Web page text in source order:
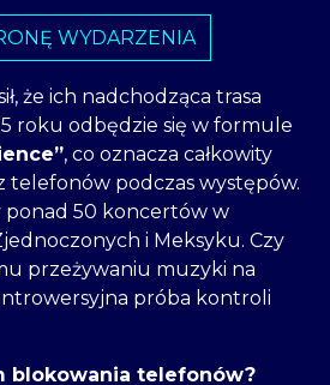
WYDARZENIA
że ich nadchodząca trasa
roku odbędzie się w formule
, co oznacza całkowity
telefonów podczas występów.
ponad 50 koncertów w
i Meksyku. Czy
przeżywaniu muzyki na
próba kontroli
blokowania telefonów?